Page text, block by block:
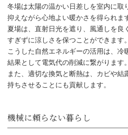
快適性と省エネを実現
冬場は太陽の温かい日差しを室内に取
抑えながら心地よい暖かさを得られま
夏場は、直射日光を遮り、風通しを良
すぎずに涼しさを保つことができます。
こうした自然エネルギーの活用は、冷
結果として電気代の削減に繋がります。
また、適切な換気と断熱は、カビや結
持ちさせることにも貢献します。